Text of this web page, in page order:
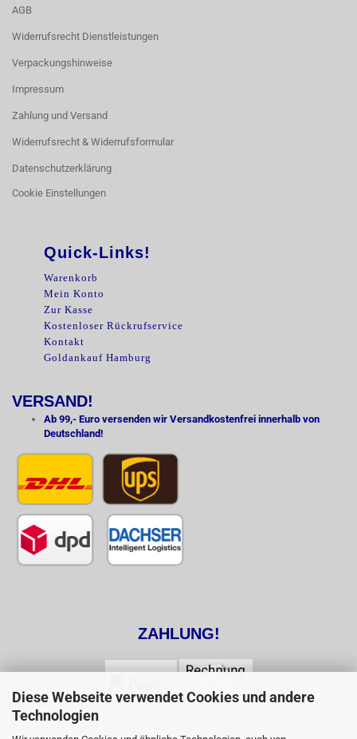
Diese Webseite verwendet Cookies und andere
Technologien
AGB
Widerrufsrecht Dienstleistungen
Verpackungshinweise
Impressum
Zahlung und Versand
Widerrufsrecht & Widerrufsformular
Datenschutzerklärung
Cookie Einstellungen
Quick-Links!
Warenkorb
Mein Konto
Zur Kasse
Kostenloser Rückrufservice
Kontakt
Goldankauf Hamburg
VERSAND!
Ab 99,- Euro versenden wir Versandkostenfrei innerhalb von
Deutschland!
ZAHLUNG!